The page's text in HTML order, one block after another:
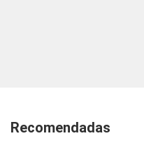
Recomendadas